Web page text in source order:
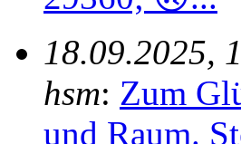
18.09.2025,
hsm: Zum
und Raum.